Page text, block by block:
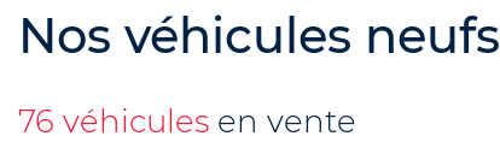
Nos véhicules neufs
76 véhicules en vente